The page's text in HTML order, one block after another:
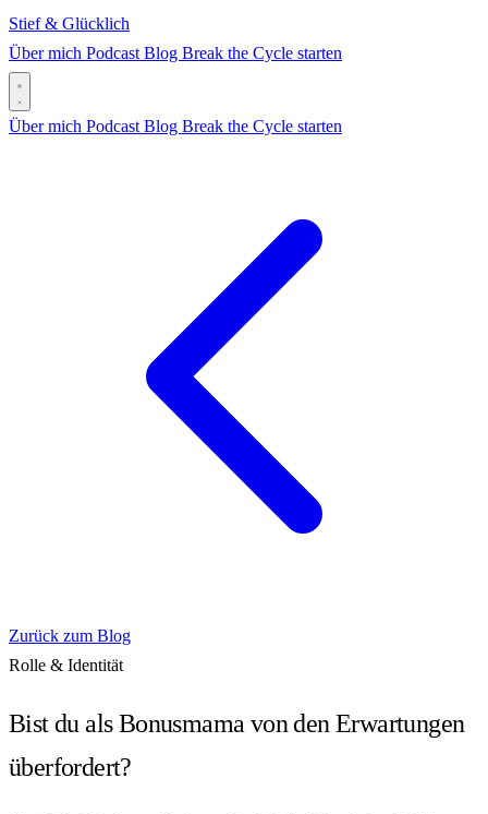
Stief & Glücklich
Über mich Podcast Blog Break the Cycle starten
Über mich Podcast Blog Break the Cycle starten
Zurück zum Blog
Rolle & Identität
Bist du als Bonusmama von den Erwartungen
überfordert?